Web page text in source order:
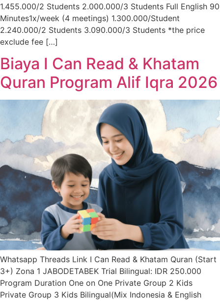
1.455.000/2 Students 2.000.000/3 Students Full English 90
Minutes1x/week (4 meetings) 1.300.000/Student
2.240.000/2 Students 3.090.000/3 Students *the price
exclude fee […]
Biaya I Can Read & Khatam
Quran Program Alif Iqra 2026
Whatsapp Threads Link I Can Read & Khatam Quran (Start
3+) Zona 1 JABODETABEK Trial Bilingual: IDR 250.000
Program Duration One on One Private Group 2 Kids
Private Group 3 Kids Bilingual(Mix Indonesia & English